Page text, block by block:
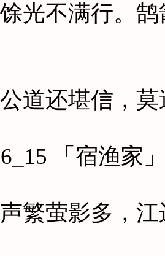
不满行。鹄
还堪信，莫
「宿渔家
萤影多，江